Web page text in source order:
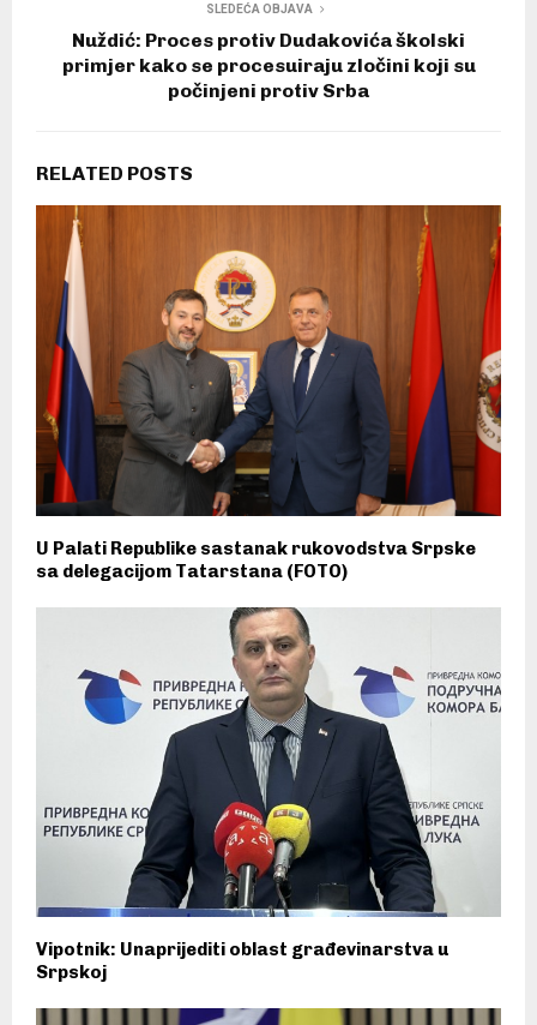
SLEDEĆA OBJAVA
Nuždić: Proces protiv Dudakovića školski
primjer kako se procesuiraju zločini koji su
počinjeni protiv Srba
RELATED POSTS
U Palati Republike sastanak rukovodstva Srpske
sa delegacijom Tatarstana (FOTO)
Vipotnik: Unaprijediti oblast građevinarstva u
Srpskoj